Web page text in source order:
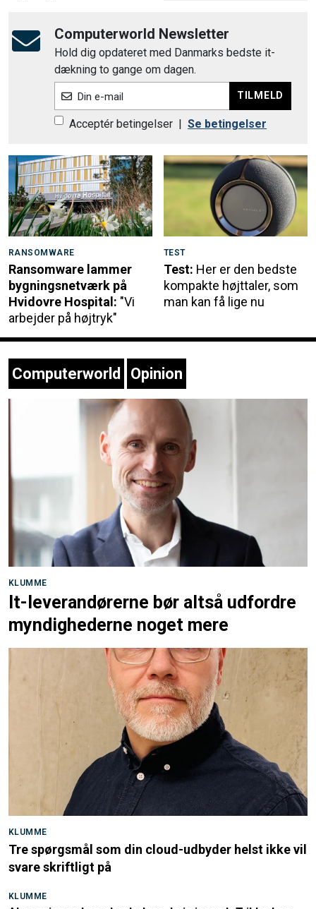
Computerworld Newsletter
Hold dig opdateret med Danmarks bedste it-
dækning to gange om dagen.
Din e-mail TILMELD
Acceptér betingelser | Se betingelser
RANSOMWARE
Ransomware lammer
bygningsnetværk på
Hvidovre Hospital: "Vi
arbejder på højtryk"
TEST
Test: Her er den bedste
kompakte højttaler, som
man kan få lige nu
Computerworld Opinion
KLUMME
It-leverandørerne bør altså udfordre
myndighederne noget mere
KLUMME
Tre spørgsmål som din cloud-udbyder helst ikke vil
svare skriftligt på
KLUMME